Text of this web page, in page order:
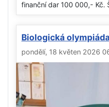
finanční dar 100 000,- Kč.
Biologická
pondělí, 18 květen 2026